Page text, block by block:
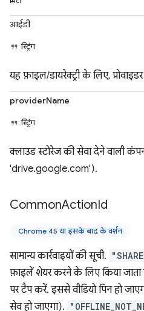
आईडी
स्ट्रिंग
यह फ़ाइल/डायरेक्ट्री के लिए,
providerName
स्ट्रिंग
क्लाउड स्टोरेज की सेवा देने वाली
'drive.google.com').
CommonActionId
Chrome 45 या इसके बाद के वर्शन
सामान्य कार्रवाइयों की सूची.
फ़ाइलें शेयर करने के लिए किया जाता
पर टैप करें. इससे वीडियो पिन हो
सेव हो जाएगा).